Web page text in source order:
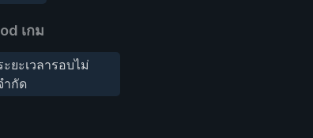
เกม
ะยะเวลารอบไม่
ำกัด